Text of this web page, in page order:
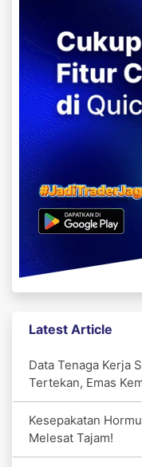
Latest Article
Data Tenaga Kerja
Tertekan, Emas
Kesepakatan
Melesat Tajam!